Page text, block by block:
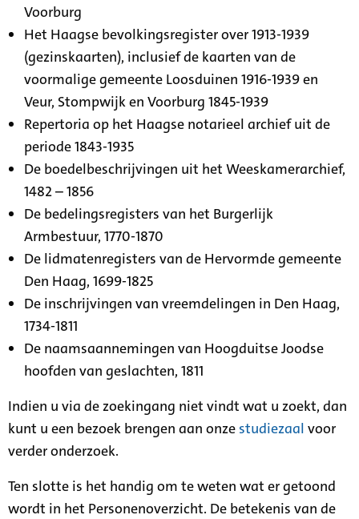
Voorburg
Het Haagse bevolkingsregister over 1913-1939
(gezinskaarten), inclusief de kaarten van de
voormalige gemeente Loosduinen 1916-1939 en
Veur, Stompwijk en Voorburg 1845-1939
Repertoria op het Haagse notarieel archief uit de
periode 1843-1935
De boedelbeschrijvingen uit het Weeskamerarchief,
1482 – 1856
De bedelingsregisters van het Burgerlijk
Armbestuur, 1770-1870
De lidmatenregisters van de Hervormde gemeente
Den Haag, 1699-1825
De inschrijvingen van vreemdelingen in Den Haag,
1734-1811
De naamsaannemingen van Hoogduitse Joodse
hoofden van geslachten, 1811
Indien u via de zoekingang niet vindt wat u zoekt, dan
kunt u een bezoek brengen aan onze studiezaal voor
verder onderzoek.
Ten slotte is het handig om te weten wat er getoond
wordt in het Personenoverzicht. De betekenis van de